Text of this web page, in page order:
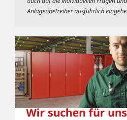
Anlagenbetreiber ausführlich
Wir suchen für